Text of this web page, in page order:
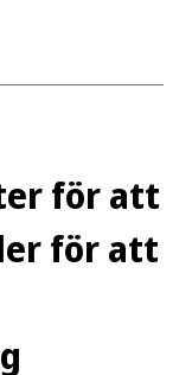
för att
för att